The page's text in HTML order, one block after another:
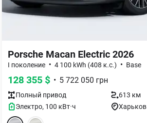
Porsche Macan Electric 2026
I поколение • 4 100 kWh (408 к.с.) • Base
128 355 $ • 5 722 050 грн
Полный привод
613 км
Электро, 100 кВт·ч Харьков